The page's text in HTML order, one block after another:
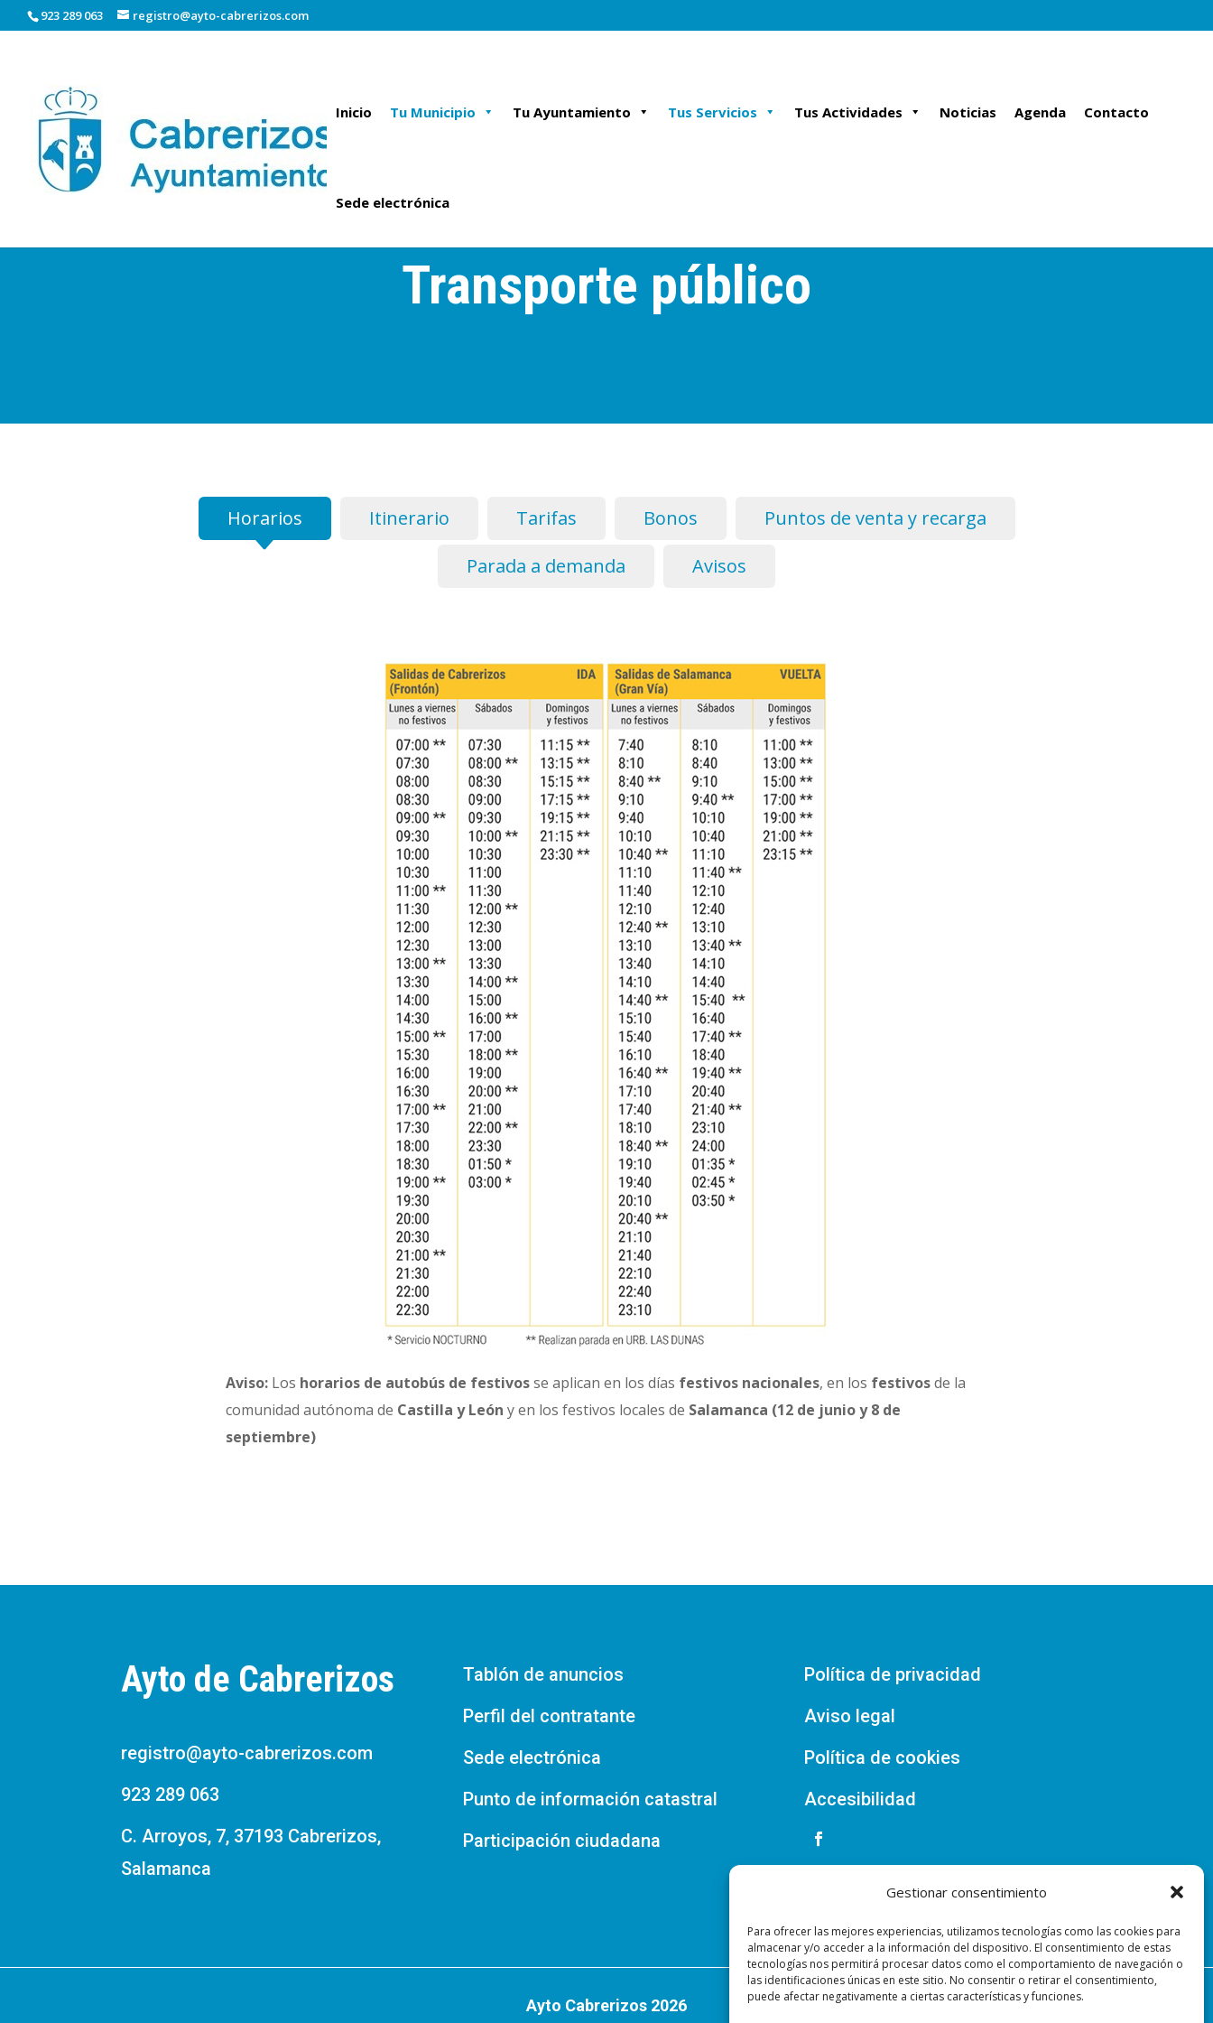
Gestionar consentimiento
Para ofrecer las mejores experiencias, utilizamos tecnologías como las cookies para
almacenar y/o acceder a la información del dispositivo. El consentimiento de estas
tecnologías nos permitirá procesar datos como el comportamiento de navegación o
las identificaciones únicas en este sitio. No consentir o retirar el consentimiento,
puede afectar negativamente a ciertas características y funciones.
923 289 063 registro@ayto-cabrerizos.com
Inicio Tu Municipio Tu Ayuntamiento Tus Servicios Tus Actividades Noticias Agenda Contacto
Sede electrónica
Transporte público
Horarios Itinerario Tarifas Bonos
Puntos de venta y recarga
Parada a demanda
Avisos
Aviso:Los horarios de autobús de festivosse aplican en los días festivos nacionales, en los festivosde la
comunidad autónoma de Castilla y León y en los festivos locales de Salamanca (12 de junio y 8 de
septiembre)
Ayto de Cabrerizos
registro@ayto-cabrerizos.com
923 289 063
C. Arroyos, 7, 37193 Cabrerizos,
Salamanca
Tablón de anuncios
Perfil del contratante
Sede electrónica
Punto de información catastral
Participación ciudadana
Política de privacidad
Aviso legal
Política de cookies
Accesibilidad
Ayto Cabrerizos 2026